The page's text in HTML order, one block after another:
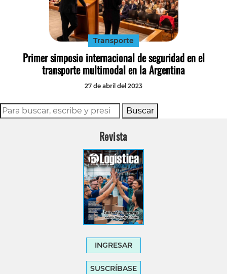
Transporte
Primer simposio internacional de seguridad en el
transporte multimodal en la Argentina
27 de abril del 2023
Buscar
Revista
INGRESAR
SUSCRÍBASE